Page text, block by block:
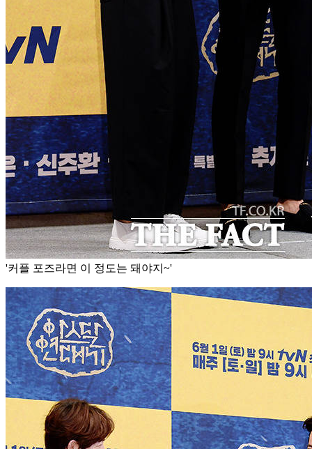
'커플 포즈라면 이 정도는 돼야지~'